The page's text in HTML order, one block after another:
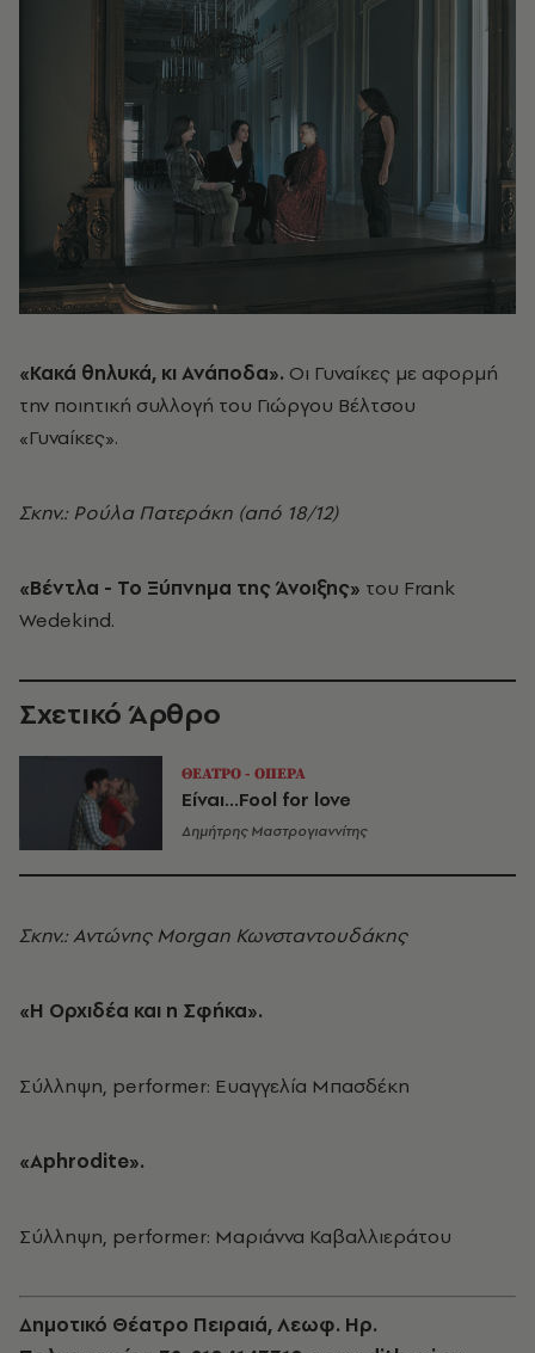
«Κακά θηλυκά, κι Ανάποδα». Oι Γυναίκες με αφορμή
την ποιητική συλλογή του Γιώργου Βέλτσου
«Γυναίκες».
Σκην.: Ρούλα Πατεράκη (από 18/12)
«Βέντλα - Το Ξύπνημα της Άνοιξης» του Frank
Wedekind.
Σχετικό Άρθρο
ΘΕΑΤΡΟ - ΟΠΕΡΑ
Είναι...Fool for love
Δημήτρης Μαστρογιαννίτης
Σκην.: Αντώνης Morgan Κωνσταντουδάκης
«Η Ορχιδέα και η Σφήκα».
Σύλληψη, performer: Ευαγγελία Μπασδέκη
«Aphrodite».
Σύλληψη, performer: Μαριάννα Καβαλλιεράτου
Δημοτικό Θέατρο Πειραιά, Λεωφ. Ηρ.